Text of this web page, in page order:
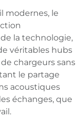
modernes, le
la technologie,
véritables hubs
chargeurs sans
le partage
acoustiques
échanges, que